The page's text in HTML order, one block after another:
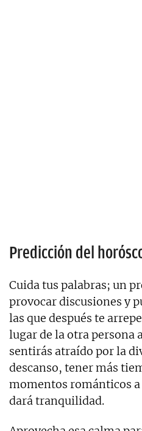
Predicción del
Cuida tus palabras; un
provocar discusiones y
las que después te
lugar de la otra persona
sentirás atraído por la
descanso, tener más
momentos románticos
dará tranquilidad.